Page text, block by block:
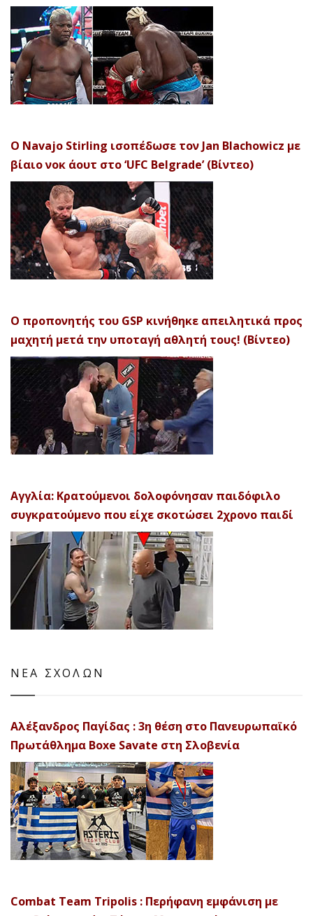
Ο Navajo Stirling ισοπέδωσε τον Jan Blachowicz με
βίαιο νοκ άουτ στο ‘UFC Belgrade’ (Βίντεο)
Ο προπονητής του GSP κινήθηκε απειλητικά προς
μαχητή μετά την υποταγή αθλητή τους! (Βίντεο)
Αγγλία: Κρατούμενοι δολοφόνησαν παιδόφιλο
συγκρατούμενο που είχε σκοτώσει 2χρονο παιδί
ΝΕΑ ΣΧΟΛΩΝ
Αλέξανδρος Παγίδας : 3η θέση στο Πανευρωπαϊκό
Πρωτάθλημα Boxe Savate στη Σλοβενία
Combat Team Tripolis : Περήφανη εμφάνιση με